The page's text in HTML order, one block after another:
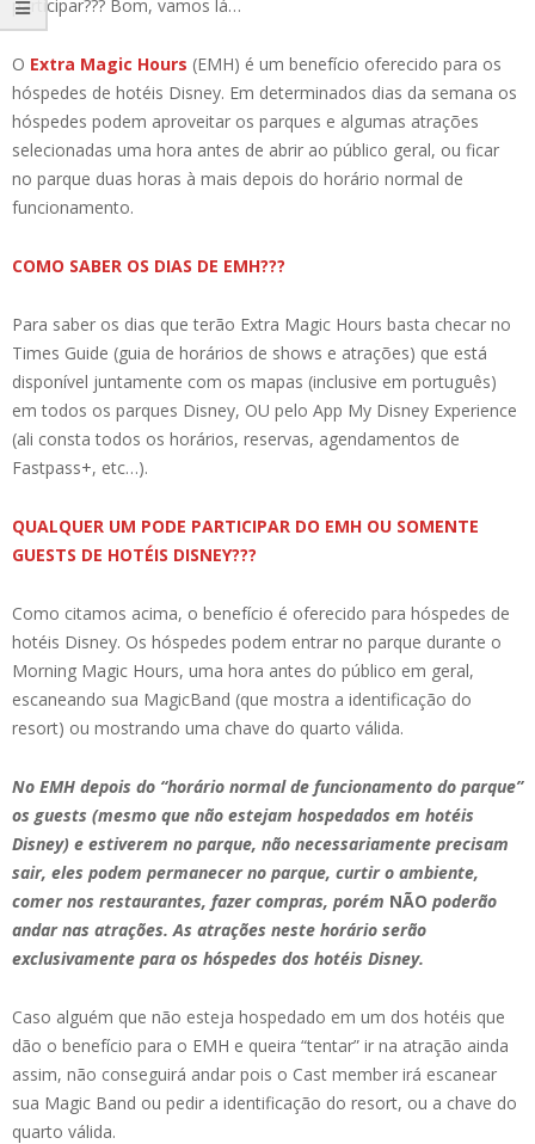
participar??? Bom, vamos lá…
O Extra Magic Hours (EMH) é um benefício oferecido para os
hóspedes de hotéis Disney. Em determinados dias da semana os
hóspedes podem aproveitar os parques e algumas atrações
selecionadas uma hora antes de abrir ao público geral, ou ficar
no parque duas horas à mais depois do horário normal de
funcionamento.
COMO SABER OS DIAS DE EMH???
Para saber os dias que terão Extra Magic Hours basta checar no
Times Guide (guia de horários de shows e atrações) que está
disponível juntamente com os mapas (inclusive em português)
em todos os parques Disney, OU pelo App My Disney Experience
(ali consta todos os horários, reservas, agendamentos de
Fastpass+, etc…).
QUALQUER UM PODE PARTICIPAR DO EMH OU SOMENTE
GUESTS DE HOTÉIS DISNEY???
Como citamos acima, o benefício é oferecido para hóspedes de
hotéis Disney. Os hóspedes podem entrar no parque durante o
Morning Magic Hours, uma hora antes do público em geral,
escaneando sua MagicBand (que mostra a identificação do
resort) ou mostrando uma chave do quarto válida.
No EMH depois do “horário normal de funcionamento do parque”
os guests (mesmo que não estejam hospedados em hotéis
Disney) e estiverem no parque, não necessariamente precisam
sair, eles podem permanecer no parque, curtir o ambiente,
comer nos restaurantes, fazer compras, porém NÃO poderão
andar nas atrações. As atrações neste horário serão
exclusivamente para os hóspedes dos hotéis Disney.
Caso alguém que não esteja hospedado em um dos hotéis que
dão o benefício para o EMH e queira “tentar” ir na atração ainda
assim, não conseguirá andar pois o Cast member irá escanear
sua Magic Band ou pedir a identificação do resort, ou a chave do
quarto válida.